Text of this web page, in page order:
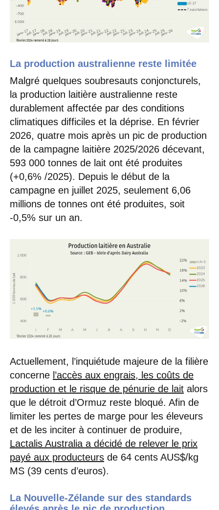
La production australienne reste limitée
Malgré quelques soubresauts conjoncturels,
la production laitière australienne reste
durablement affectée par des conditions
climatiques difficiles et la déprise. En février
2026, quatre mois après un pic de production
de la campagne laitière 2025/2026 décevant,
593 000 tonnes de lait ont été produites
(+0,6% /2025). Depuis le début de la
campagne en juillet 2025, seulement 6,06
millions de tonnes ont été produites, soit
-0,5% sur un an.
Actuellement, l’inquiétude majeure de la filière
concerne l’accès aux engrais, les coûts de
production et le risque de pénurie de lait alors
que le détroit d’Ormuz reste bloqué. Afin de
limiter les pertes de marge pour les éleveurs
et de les inciter à continuer de produire,
Lactalis Australia a décidé de relever le prix
payé aux producteurs de 64 cents AUS$/kg
MS (39 cents d’euros).
La Nouvelle-Zélande sur des standards